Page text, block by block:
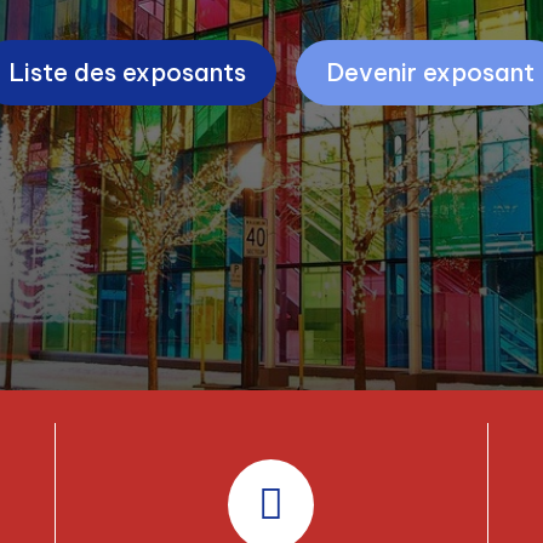
Liste des exposants Devenir exposant
